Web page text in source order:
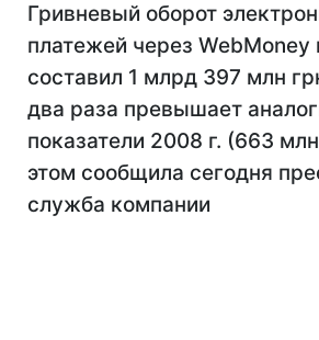
Гривневый оборот
платежей через WebMoney
составил 1 млрд 397 млн
два раза превышает
показатели 2008 г. (663
этом сообщила сегодня
служба компании